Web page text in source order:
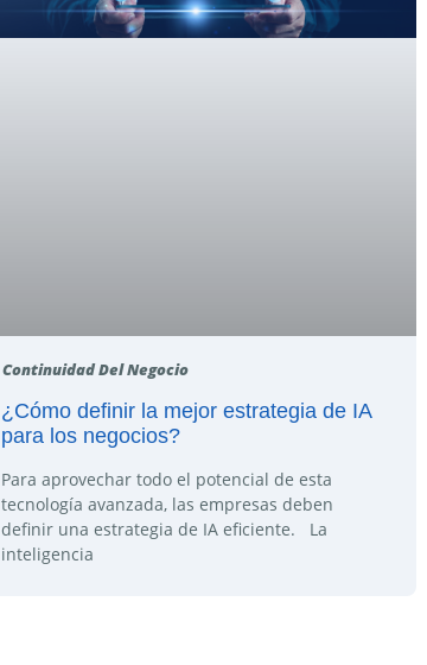
Continuidad Del Negocio
¿Cómo definir la mejor estrategia de IA
para los negocios?
Para aprovechar todo el potencial de esta
tecnología avanzada, las empresas deben
definir una estrategia de IA eficiente. La
inteligencia